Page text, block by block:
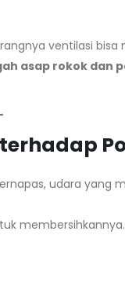
ventilasi
asap rokok dan
udara yang